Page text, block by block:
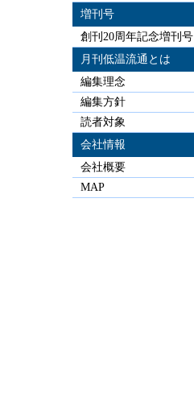
増刊号
創刊20周年記念増刊号
月刊低温流通とは
編集理念
編集方針
読者対象
会社情報
会社概要
MAP